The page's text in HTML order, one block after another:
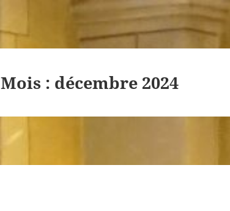
Mois : décembre 2024